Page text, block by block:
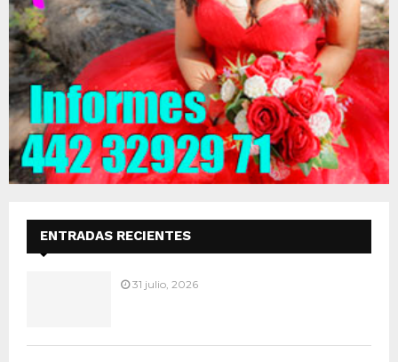
ENTRADAS RECIENTES
31 julio, 2026